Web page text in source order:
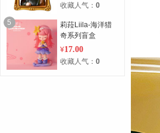
收藏人气： 0
5
莉菈Liila-海洋猎
奇系列盲盒
¥17.00
收藏人气： 0